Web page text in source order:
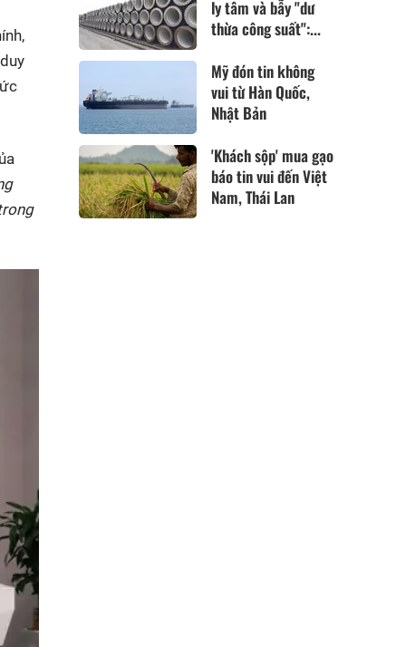
ly tâm và bẫy "dư
thừa công suất":...
Mỹ đón tin không
vui từ Hàn Quốc,
Nhật Bản
'Khách sộp' mua gạo
báo tin vui đến Việt
Nam, Thái Lan